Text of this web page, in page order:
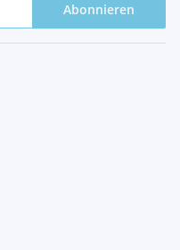
Abonnieren